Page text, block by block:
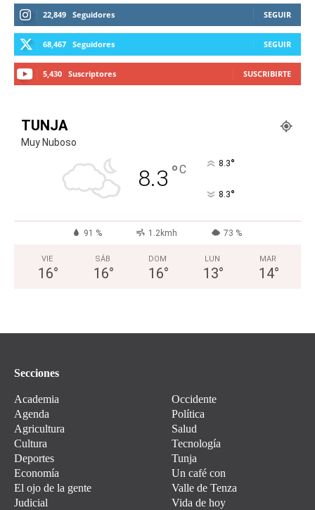
22,849 Seguidores SEGUIR
68,467 Seguidores SEGUIR
5,430 Suscriptores SUSCRIBIRTE
TUNJA
Muy Nuboso
8.3 °C 8.3°
8.3°
91 % 1.2kmh 73 %
VIE
16°
SÁB
16°
DOM
16°
LUN
13°
MAR
14°
Secciones
Academia
Agenda
Agricultura
Cultura
Deportes
Economía
El ojo de la gente
Judicial
Occidente
Política
Salud
Tecnología
Tunja
Un café con
Valle de Tenza
Vida de hoy